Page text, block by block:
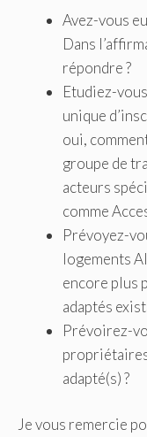
Avez-vous
Dans
répondre ?
Etudiez-
unique
oui,
groupe de
acteurs
comme
Prévoyez-
logements
encore plus
adaptés
Prévoirez-
adapté(s) ?
Je vous remercie